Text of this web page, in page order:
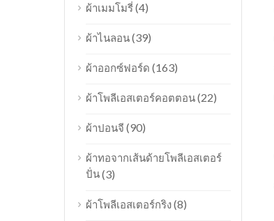
ผ้าเมมโมรี่(4)
ผ้าไนลอน(39)
ผ้าออกซ์ฟอร์ด (163)
ผ้าโพลีเอสเตอร์คอตตอน(22)
ผ้าปอนจี (90)
ผ้าทอจากเส้นด้ายโพลีเอสเตอร์
ปั่น(3)
ผ้าโพลีเอสเตอร์กริง(8)